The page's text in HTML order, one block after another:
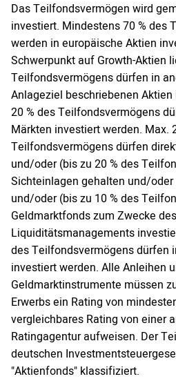
Das Teilfondsvermögen wird
investiert. Mindestens 70 % des
werden in europäische Aktien
Schwerpunkt auf Growth-Aktien
Teilfondsvermögens dürfen in
Anlageziel beschriebenen
20 % des Teilfondsvermögens
Märkten investiert werden. Max.
Teilfondsvermögens dürfen
und/oder (bis zu 20 % des
Sichteinlagen gehalten und/
und/oder (bis zu 10 % des
Geldmarktfonds zum Zwecke des
Liquiditätsmanagements
des Teilfondsvermögens dürfen
investiert werden. Alle Anleihen
Geldmarktinstrumente müssen
Erwerbs ein Rating von
vergleichbares Rating von einer
Ratingagentur aufweisen. Der
deutschen
"Aktienfonds" klassifiziert.